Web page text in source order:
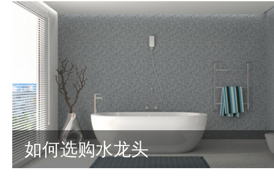
如何选购水龙头